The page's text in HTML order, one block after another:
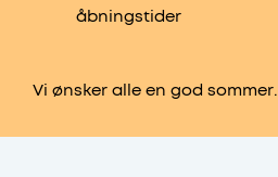
åbningstider
Vi ønsker alle en god sommer.